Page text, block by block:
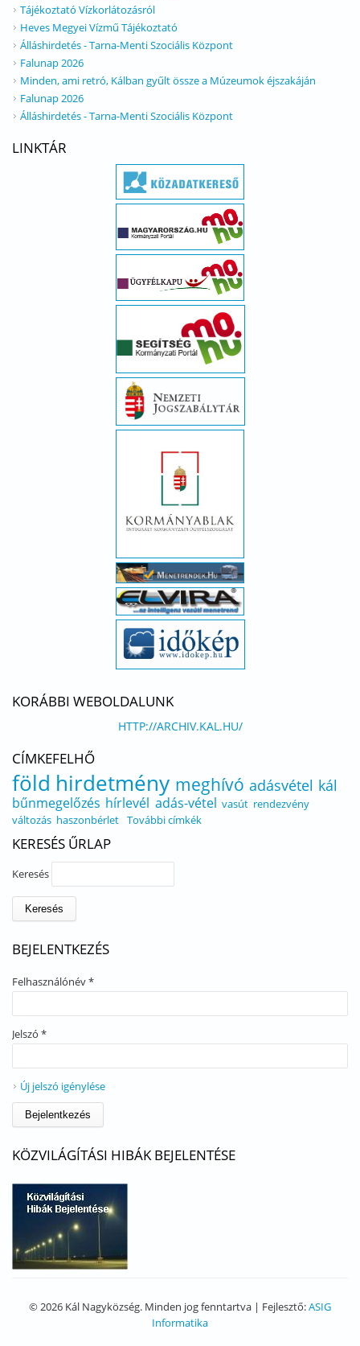
Tájékoztató Vízkorlátozásról
Heves Megyei Vízmű Tájékoztató
Álláshirdetés - Tarna-Menti Szociális Központ
Falunap 2026
Minden, ami retró, Kálban gyűlt össze a Múzeumok éjszakáján
Falunap 2026
Álláshirdetés - Tarna-Menti Szociális Központ
LINKTÁR
KORÁBBI WEBOLDALUNK
HTTP://ARCHIV.KAL.HU/
CÍMKEFELHŐ
föld hirdetmény meghívó adásvétel kál
bűnmegelőzés hírlevél adás-vétel vasút rendezvény
változás haszonbérlet További címkék
KERESÉS ŰRLAP
Keresés
BEJELENTKEZÉS
Felhasználónév*
Jelszó *
Új jelszó igénylése
KÖZVILÁGÍTÁSI HIBÁK BEJELENTÉSE
© 2026 Kál Nagyközség. Minden jog fenntartva | Fejlesztő:ASIG
Informatika